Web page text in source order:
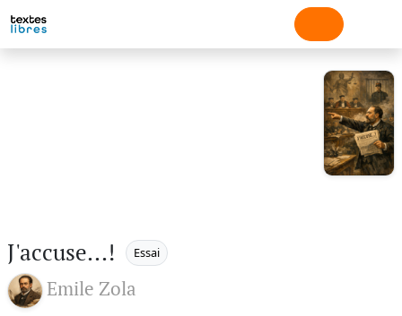
J'accuse...! Essai
Emile Zola